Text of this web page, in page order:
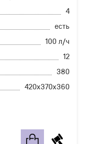
4
есть
100 л/ч
12
380
420х370х360